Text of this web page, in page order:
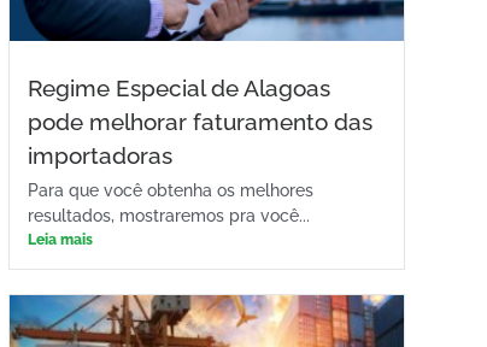
Regime Especial de Alagoas
pode melhorar faturamento das
importadoras
Para que você obtenha os melhores
resultados, mostraremos pra você...
Leia mais